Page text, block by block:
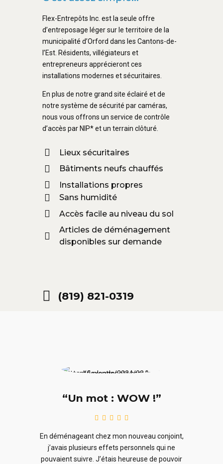
Flex-Entrepôts Inc. est la seule offre
d’entreposage léger sur le territoire de la
municipalité d’Orford dans les Cantons-de-
l’Est. Résidents, villégiateurs et
entrepreneurs apprécieront ces
installations modernes et sécuritaires.
En plus de notre grand site éclairé et de
notre système de sécurité par caméras,
nous vous offrons un service de contrôle
d’accès par NIP* et un terrain clôturé.
Lieux sécuritaires
Bâtiments neufs chauffés
Installations propres
Sans humidité
Accès facile au niveau du sol
Articles de déménagement
disponibles sur demande
(819) 821-0319
“Un mot : WOW !”
En déménageant chez mon nouveau conjoint,
j’avais plusieurs effets personnels qui ne
pouvaient suivre. J’étais heureuse de pouvoir